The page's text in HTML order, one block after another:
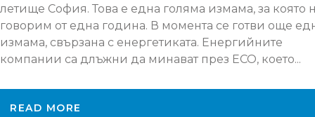
летище София. Това е една голяма измама, за която
говорим от една година. В момента се готви още
измама, свързана с енергетиката. Енергийните
компании са длъжни да минават през ЕСО, което...
READ MORE